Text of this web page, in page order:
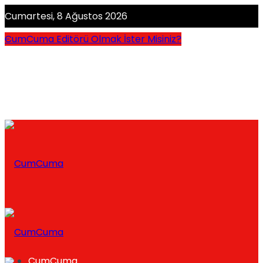
Cumartesi, 8 Ağustos 2026
CumCuma Editörü Olmak İster Misiniz?